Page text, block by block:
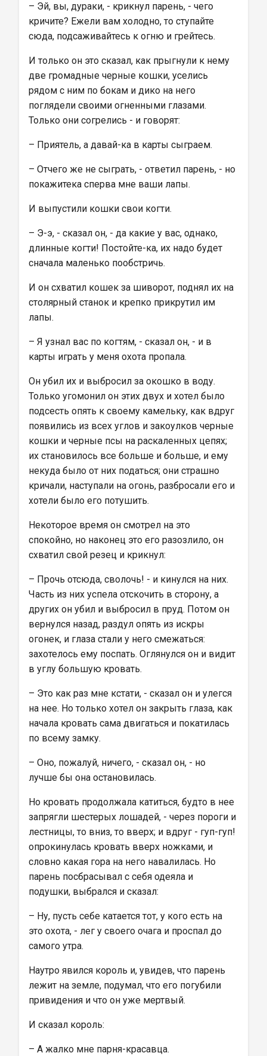
– Эй, вы, дураки, - крикнул парень, - чего
кричите? Ежели вам холодно, то ступайте
сюда, подсаживайтесь к огню и грейтесь.
И только он это сказал, как прыгнули к нему
две громадные черные кошки, уселись
рядом с ним по бокам и дико на него
поглядели своими огненными глазами.
Только они согрелись - и говорят:
– Приятель, а давай-ка в карты сыграем.
– Отчего же не сыграть, - ответил парень, - но
покажитека сперва мне ваши лапы.
И выпустили кошки свои когти.
– Э-э, - сказал он, - да какие у вас, однако,
длинные когти! Постойте-ка, их надо будет
сначала маленько пообстричь.
И он схватил кошек за шиворот, поднял их на
столярный станок и крепко прикрутил им
лапы.
– Я узнал вас по когтям, - сказал он, - и в
карты играть у меня охота пропала.
Он убил их и выбросил за окошко в воду.
Только угомонил он этих двух и хотел было
подсесть опять к своему камельку, как вдруг
появились из всех углов и закоулков черные
кошки и черные псы на раскаленных цепях;
их становилось все больше и больше, и ему
некуда было от них податься; они страшно
кричали, наступали на огонь, разбросали его и
хотели было его потушить.
Некоторое время он смотрел на это
спокойно, но наконец это его разозлило, он
схватил свой резец и крикнул:
– Прочь отсюда, сволочь! - и кинулся на них.
Часть из них успела отскочить в сторону, а
других он убил и выбросил в пруд. Потом он
вернулся назад, раздул опять из искры
огонек, и глаза стали у него смежаться:
захотелось ему поспать. Оглянулся он и видит
в углу большую кровать.
– Это как раз мне кстати, - сказал он и улегся
на нее. Но только хотел он закрыть глаза, как
начала кровать сама двигаться и покатилась
по всему замку.
– Оно, пожалуй, ничего, - сказал он, - но
лучше бы она остановилась.
Но кровать продолжала катиться, будто в нее
запрягли шестерых лошадей, - через пороги и
лестницы, то вниз, то вверх; и вдруг - гуп-гуп!
опрокинулась кровать вверх ножками, и
словно какая гора на него навалилась. Но
парень посбрасывал с себя одеяла и
подушки, выбрался и сказал:
– Ну, пусть себе катается тот, у кого есть на
это охота, - лег у своего очага и проспал до
самого утра.
Наутро явился король и, увидев, что парень
лежит на земле, подумал, что его погубили
привидения и что он уже мертвый.
И сказал король:
– А жалко мне парня-красавца.